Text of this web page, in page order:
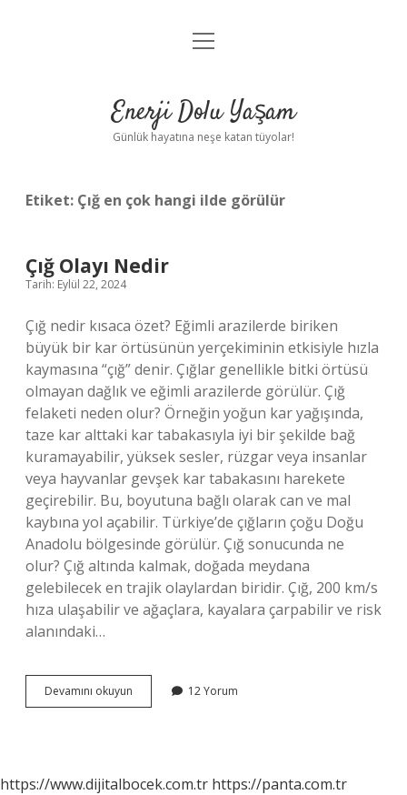
Anasayfa
Yasal Uyarı
menüyü
Enerji Dolu Yaşam
Günlük hayatına neşe katan tüyolar!
Etiket: Çığ en çok hangi ilde görülür
Çığ Olayı Nedir
Tarih: Eylül 22, 2024
Çığ nedir kısaca özet? Eğimli arazilerde biriken
büyük bir kar örtüsünün yerçekiminin etkisiyle hızla
kaymasına “çığ” denir. Çığlar genellikle bitki örtüsü
olmayan dağlık ve eğimli arazilerde görülür. Çığ
felaketi neden olur? Örneğin yoğun kar yağışında,
taze kar alttaki kar tabakasıyla iyi bir şekilde bağ
kuramayabilir, yüksek sesler, rüzgar veya insanlar
veya hayvanlar gevşek kar tabakasını harekete
geçirebilir. Bu, boyutuna bağlı olarak can ve mal
kaybına yol açabilir. Türkiye’de çığların çoğu Doğu
Anadolu bölgesinde görülür. Çığ sonucunda ne
olur? Çığ altında kalmak, doğada meydana
gelebilecek en trajik olaylardan biridir. Çığ, 200 km/s
hıza ulaşabilir ve ağaçlara, kayalara çarpabilir ve risk
alanındaki…
Devamını okuyun
Olayı
12 Yorum
https://www.dijitalbocek.com.tr https://panta.com.tr